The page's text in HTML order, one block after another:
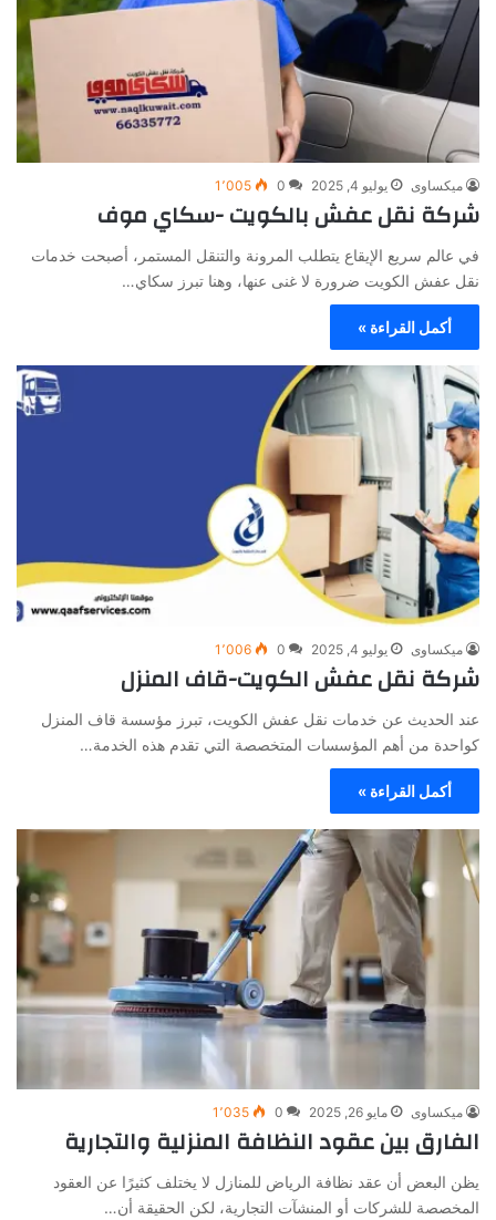
ميكساوى يوليو 4, 2025 0 1٬005
شركة نقل عفش بالكويت -سكاي موف
في عالم سريع الإيقاع يتطلب المرونة والتنقل المستمر، أصبحت خدمات
نقل عفش الكويت ضرورة لا غنى عنها، وهنا تبرز سكاي…
أكمل القراءة »
ميكساوى يوليو 4, 2025 0 1٬006
شركة نقل عفش الكويت-قاف المنزل
عند الحديث عن خدمات نقل عفش الكويت، تبرز مؤسسة قاف المنزل
كواحدة من أهم المؤسسات المتخصصة التي تقدم هذه الخدمة…
أكمل القراءة »
ميكساوى مايو 26, 2025 0 1٬035
الفارق بين عقود النظافة المنزلية والتجارية
يظن البعض أن عقد نظافة الرياض للمنازل لا يختلف كثيرًا عن العقود
المخصصة للشركات أو المنشآت التجارية، لكن الحقيقة أن…